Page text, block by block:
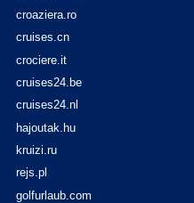
croaziera.ro
cruises.cn
crociere.it
cruises24.be
cruises24.nl
hajoutak.hu
kruizi.ru
rejs.pl
golfurlaub.com